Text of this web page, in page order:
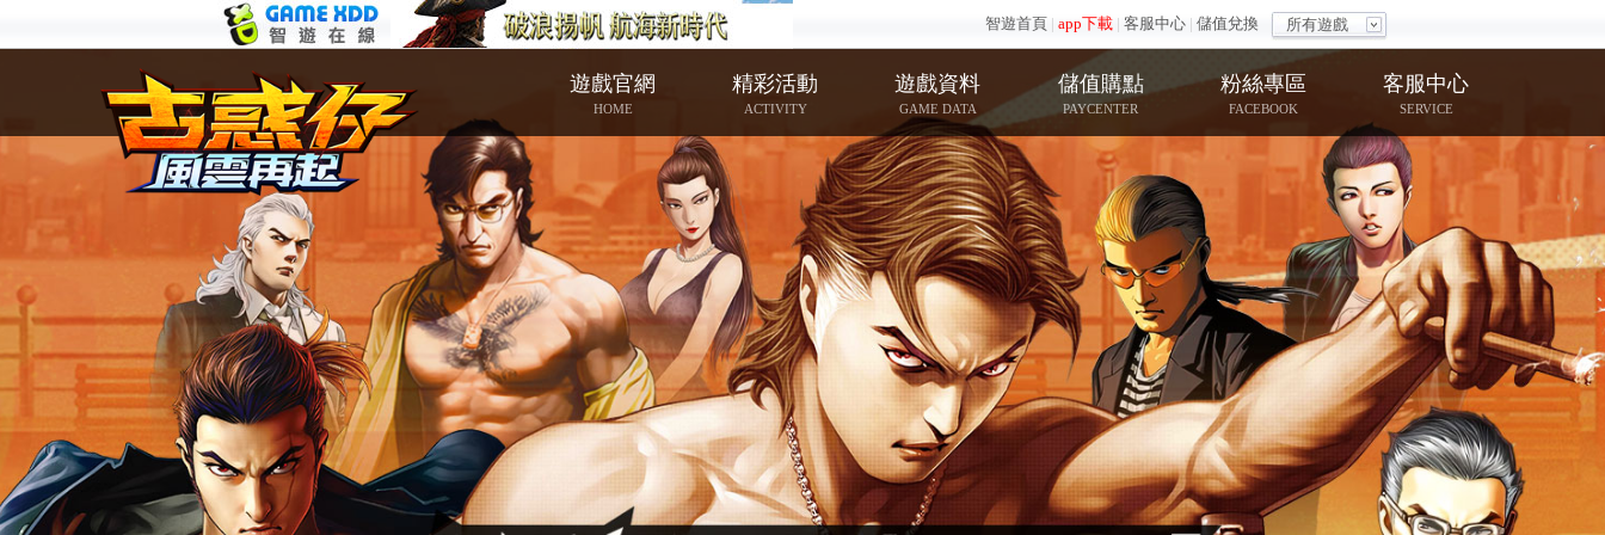
所有遊戲
智遊首頁 | app下載 | 客服中心 | 儲值兌換
遊戲官網
HOME
精彩活動
ACTIVITY
遊戲資料
GAME DATA
儲值購點
PAYCENTER
粉絲專區
FACEBOOK
客服中心
SERVICE